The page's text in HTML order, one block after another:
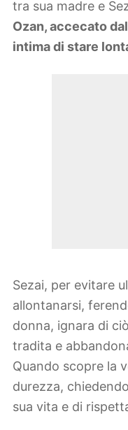
tra sua madre e
Ozan, accecato
intima di stare
Sezai, per evitare
allontanarsi,
donna, ignara di
tradita e
Quando scopre la
durezza,
sua vita e di